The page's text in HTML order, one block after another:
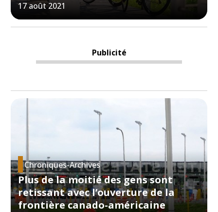
17 août 2021
Publicité
Chroniques-Archives
Plus de la moitié des gens sont
retissant avec l’ouverture de la
frontière canado-américaine